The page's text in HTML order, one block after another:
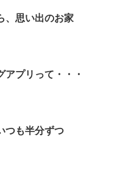
、思い出のお家
アプリって・・・
つも半分ずつ